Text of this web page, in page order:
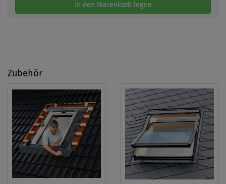
in den Warenkorb legen
Zubehör